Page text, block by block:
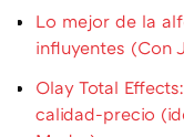
Lo mejor de la
influyentes (Con
Olay Total
calidad-precio